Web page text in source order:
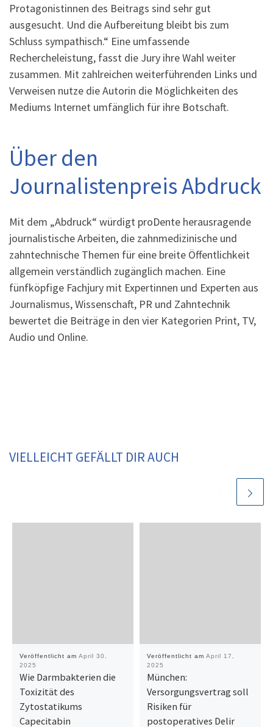
Protagonistinnen des Beitrags sind sehr gut
ausgesucht. Und die Aufbereitung bleibt bis zum
Schluss sympathisch.“ Eine umfassende
Rechercheleistung, fasst die Jury ihre Wahl weiter
zusammen. Mit zahlreichen weiterführenden Links und
Verweisen nutze die Autorin die Möglichkeiten des
Mediums Internet umfänglich für ihre Botschaft.
Über den
Journalistenpreis Abdruck
Mit dem „Abdruck“ würdigt proDente herausragende
journalistische Arbeiten, die zahnmedizinische und
zahntechnische Themen für eine breite Öffentlichkeit
allgemein verständlich zugänglich machen. Eine
fünfköpfige Fachjury mit Expertinnen und Experten aus
Journalismus, Wissenschaft, PR und Zahntechnik
bewertet die Beiträge in den vier Kategorien Print, TV,
Audio und Online.
VIELLEICHT GEFÄLLT DIR AUCH
Veröffentlicht am April 30,
2025
Wie Darmbakterien die
Toxizität des
Zytostatikums
Capecitabin
Veröffentlicht am April 17,
2025
München:
Versorgungsvertrag soll
Risiken für
postoperatives Delir